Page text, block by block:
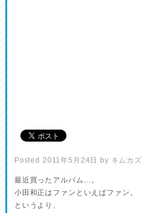
Posted 2011年5月24日 by キムカズ
最近買ったアルバム…。
小田和正はファンといえばファン。
というより、